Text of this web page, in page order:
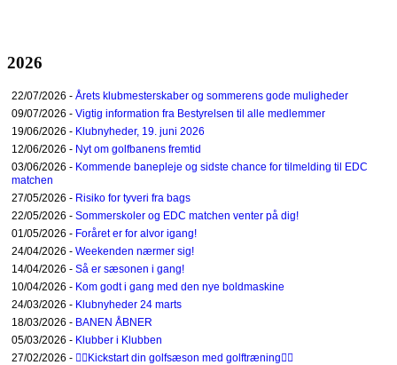
2026
22/07/2026 - Årets klubmesterskaber og sommerens gode muligheder
09/07/2026 - Vigtig information fra Bestyrelsen til alle medlemmer
19/06/2026 - Klubnyheder, 19. juni 2026
12/06/2026 - Nyt om golfbanens fremtid
03/06/2026 - Kommende banepleje og sidste chance for tilmelding til EDC
matchen
27/05/2026 - Risiko for tyveri fra bags
22/05/2026 - Sommerskoler og EDC matchen venter på dig!
01/05/2026 - Foråret er for alvor igang!
24/04/2026 - Weekenden nærmer sig!
14/04/2026 - Så er sæsonen i gang!
10/04/2026 - Kom godt i gang med den nye boldmaskine
24/03/2026 - Klubnyheder 24 marts
18/03/2026 - BANEN ÅBNER
05/03/2026 - Klubber i Klubben
27/02/2026 - 🏌️‍♀️Kickstart din golfsæson med golftræning🏌️‍♂️